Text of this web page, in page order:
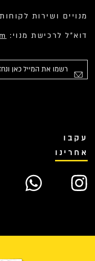
מנויים ושירות לקוחות: 058-5416146
דוא”ל לרכישת מנוי:
עקבו
אחרינו